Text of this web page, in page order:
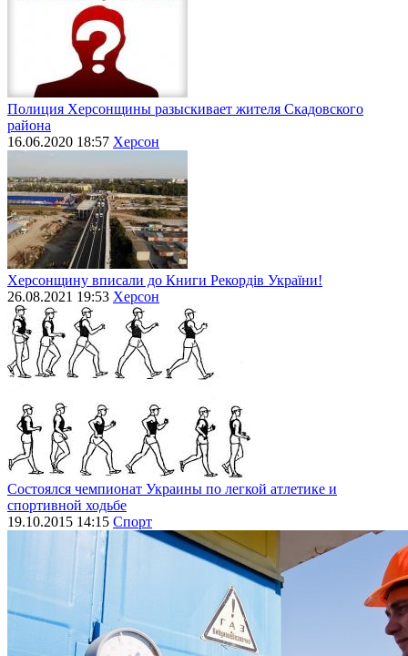
Полиция Херсонщины разыскивает жителя Скадовского
района
16.06.2020 18:57 Херсон
Херсонщину вписали до Книги Рекордів України!
26.08.2021 19:53 Херсон
Состоялся чемпионат Украины по легкой атлетике и
спортивной ходьбе
19.10.2015 14:15 Спорт